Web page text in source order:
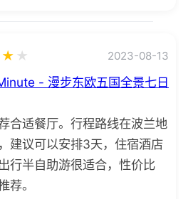
★ ★ 2023-08-13
- 漫步东欧五国全景七日
合适餐厅。行程路线在波兰地
建议可以安排3天，住宿酒店
行半自助游很适合，性价比
荐。